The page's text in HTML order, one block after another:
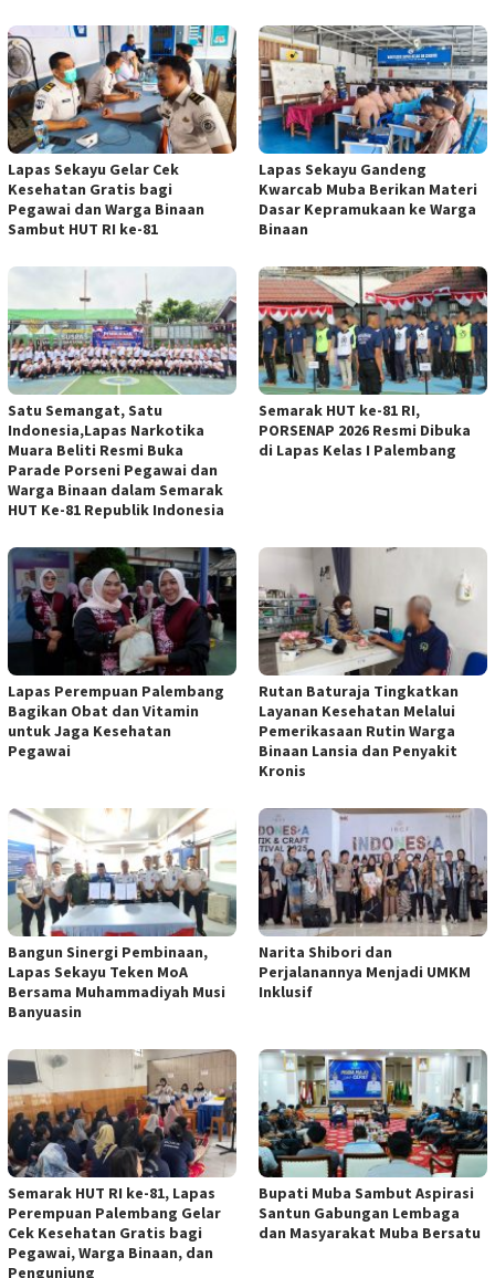
Lapas Sekayu Gelar Cek
Kesehatan Gratis bagi
Pegawai dan Warga Binaan
Sambut HUT RI ke-81
Lapas Sekayu Gandeng
Kwarcab Muba Berikan Materi
Dasar Kepramukaan ke Warga
Binaan
Satu Semangat, Satu
Indonesia,Lapas Narkotika
Muara Beliti Resmi Buka
Parade Porseni Pegawai dan
Warga Binaan dalam Semarak
HUT Ke-81 Republik Indonesia
Semarak HUT ke-81 RI,
PORSENAP 2026 Resmi Dibuka
di Lapas Kelas I Palembang
Lapas Perempuan Palembang
Bagikan Obat dan Vitamin
untuk Jaga Kesehatan
Pegawai
Rutan Baturaja Tingkatkan
Layanan Kesehatan Melalui
Pemerikasaan Rutin Warga
Binaan Lansia dan Penyakit
Kronis
Bangun Sinergi Pembinaan,
Lapas Sekayu Teken MoA
Bersama Muhammadiyah Musi
Banyuasin
Narita Shibori dan
Perjalanannya Menjadi UMKM
Inklusif
Semarak HUT RI ke-81, Lapas
Perempuan Palembang Gelar
Cek Kesehatan Gratis bagi
Pegawai, Warga Binaan, dan
Pengunjung
Bupati Muba Sambut Aspirasi
Santun Gabungan Lembaga
dan Masyarakat Muba Bersatu